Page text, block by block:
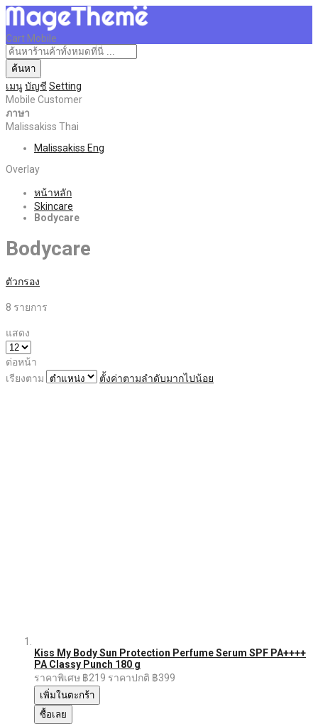
Cart Mobile
ค้นหา
เมนูบัญชี Setting
Mobile Customer
ภาษา
Malissakiss Thai
Malissakiss Eng
Overlay
หน้าหลัก
Skincare
Bodycare
Bodycare
ตัวกรอง
8 รายการ
แสดง
ต่อหน้า
เรียงตาม
ตั้งค่าตามลำดับมากไปน้อย
Kiss My Body Sun Protection Perfume Serum SPF PA++++
PA Classy Punch 180 g
ราคาพิเศษ ฿219 ราคาปกติ ฿399
เพิ่มในตะกร้า
ซื้อเลย